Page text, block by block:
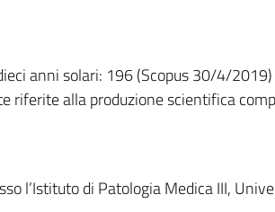
anni solari: 196 (Scopus 30/4/2019)
riferite alla produzione scientifica
l’Istituto di Patologia Medica III,